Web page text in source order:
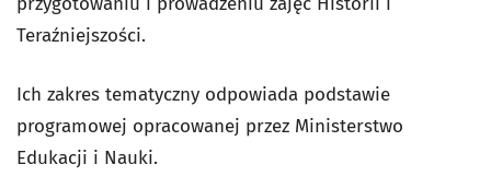
Teraźniejszości.
Ich zakres tematyczny odpowiada podstawie
programowej opracowanej przez Ministerstwo
Edukacji i Nauki.